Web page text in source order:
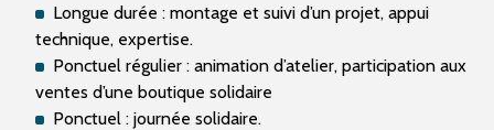
Longue durée : montage et suivi d’un projet, appui
technique, expertise.
Ponctuel régulier : animation d’atelier, participation aux
ventes d’une boutique solidaire
Ponctuel : journée solidaire.